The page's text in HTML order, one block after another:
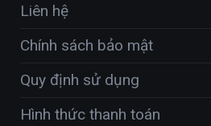
Liên hệ
Chính sách bảo mật
Quy định sử dụng
Hình thức thanh toán